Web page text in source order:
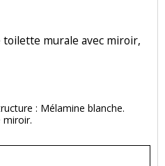
murale avec miroir,
: Mélamine blanche.
miroir.